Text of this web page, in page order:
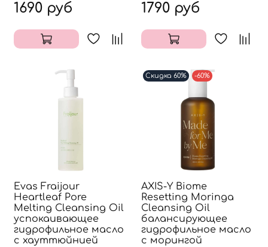
1690 руб 1790 руб
Evas Fraijour
Heartleaf Pore
Melting Cleansing Oil
успокаивающее
гидрофильное масло
с хауттюйнией
Скидка 60% -60%
AXIS-Y Biome
Resetting Moringa
Cleansing Oil
балансирующее
гидрофильное масло
с морингой